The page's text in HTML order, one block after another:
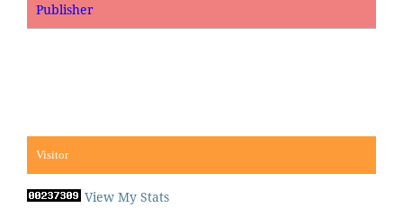
Publisher
Visitor
View My Stats